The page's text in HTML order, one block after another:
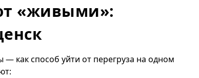
«живыми»:
как способ уйти от перегруза на одном